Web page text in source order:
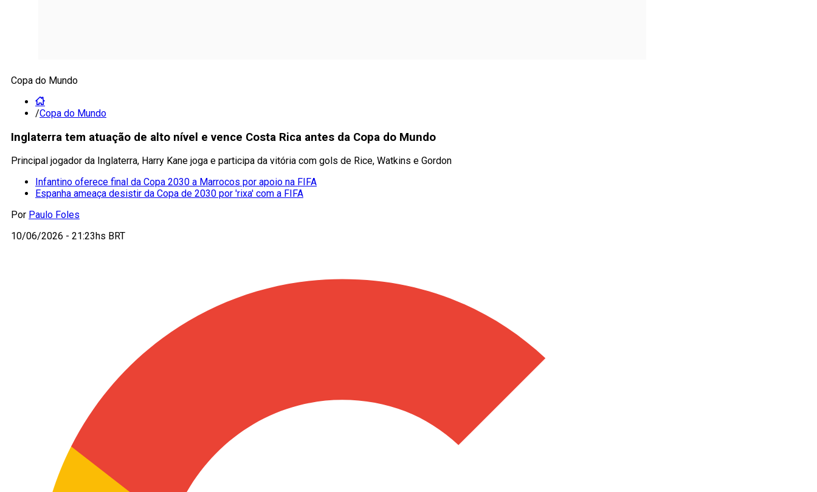
Copa do Mundo
/Copa do Mundo
Inglaterra tem atuação de alto nível e vence Costa Rica antes da Copa do Mundo
Principal jogador da Inglaterra, Harry Kane joga e participa da vitória com gols de Rice, Watkins e Gordon
Infantino oferece final da Copa 2030 a Marrocos por apoio na FIFA
Espanha ameaça desistir da Copa de 2030 por 'rixa' com a FIFA
Por Paulo Foles
10/06/2026 - 21:23hs BRT